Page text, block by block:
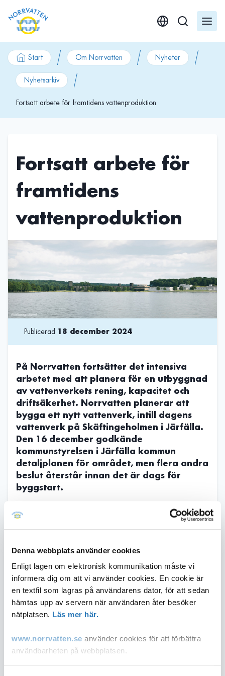
Denna webbplats använder cookies
Enligt lagen om elektronisk kommunikation måste vi
informera dig om att vi använder cookies. En cookie är
en textfil som lagras på användarens dator, för att sedan
hämtas upp av servern när användaren åter besöker
nätplatsen. Läs mer här.
www.norrvatten.se använder cookies för att förbättra
användbarheten på webbplatsen.
Start Om Norrvatten Nyheter
Nyhetsarkiv
Fortsatt arbete för framtidens vattenproduktion
Fortsatt arbete för
framtidens
vattenproduktion
Publicerad 18 december 2024
På Norrvatten fortsätter det intensiva
arbetet med att planera för en utbyggnad
av vattenverkets rening, kapacitet och
driftsäkerhet. Norrvatten planerar att
bygga ett nytt vattenverk, intill dagens
vattenverk på Skäftingeholmen i Järfälla.
Den 16 december godkände
kommunstyrelsen i Järfälla kommun
detaljplanen för området, men flera andra
beslut återstår innan det är dags för
byggstart.
En ny detaljplan för området Skäftingeholmen, i Järfälla, är en
milstolpe. Nästa steg är att kommunfullmäktige ska fatta beslut
om detaljplanen, vilket väntas ske i januari.
Flera beslut återstår
Att bygga en ny anläggning för vattenproduktion är ett
komplext projekt och flera beslut återstår innan spaden kan